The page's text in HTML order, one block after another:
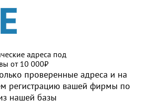
адреса под
от 10 000₽
проверенные адреса и на
регистрацию вашей фирмы по
нашей базы